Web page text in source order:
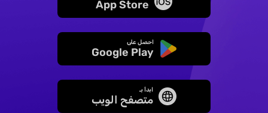
App Store
احصل على
Google Play
ابدأ بـ
متصفح الويب